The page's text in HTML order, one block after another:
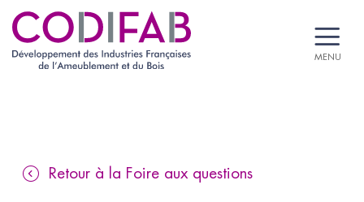
MENU
Retour à la Foire aux questions